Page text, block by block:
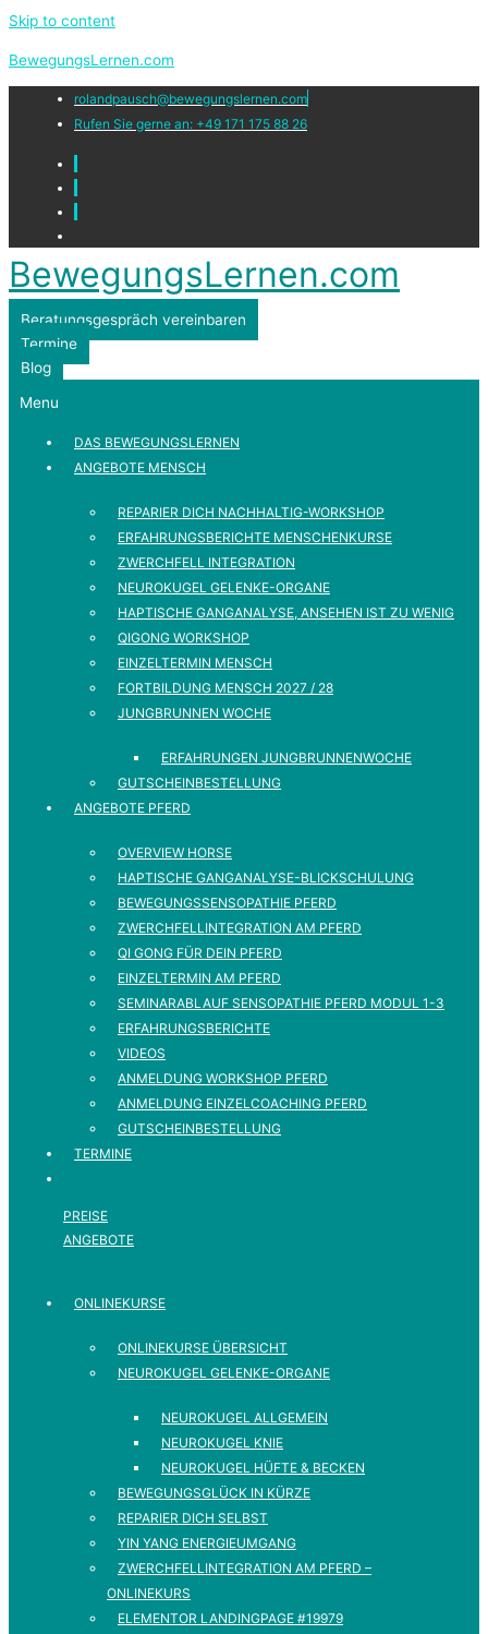
Skip to content
BewegungsLernen.com
rolandpausch@bewegungslernen.com
Rufen Sie gerne an: +49 171 175 88 26
BewegungsLernen.com
Beratungsgespräch vereinbaren
Termine
Blog
Menu
DAS BEWEGUNGSLERNEN
ANGEBOTE MENSCH
REPARIER DICH NACHHALTIG-WORKSHOP
ERFAHRUNGSBERICHTE MENSCHENKURSE
ZWERCHFELL INTEGRATION
NEUROKUGEL GELENKE-ORGANE
HAPTISCHE GANGANALYSE, ANSEHEN IST ZU WENIG
QIGONG WORKSHOP
EINZELTERMIN MENSCH
FORTBILDUNG MENSCH 2027 / 28
JUNGBRUNNEN WOCHE
ERFAHRUNGEN JUNGBRUNNENWOCHE
GUTSCHEINBESTELLUNG
ANGEBOTE PFERD
OVERVIEW HORSE
HAPTISCHE GANGANALYSE-BLICKSCHULUNG
BEWEGUNGSSENSOPATHIE PFERD
ZWERCHFELLINTEGRATION AM PFERD
QI GONG FÜR DEIN PFERD
EINZELTERMIN AM PFERD
SEMINARABLAUF SENSOPATHIE PFERD MODUL 1-3
ERFAHRUNGSBERICHTE
VIDEOS
ANMELDUNG WORKSHOP PFERD
ANMELDUNG EINZELCOACHING PFERD
GUTSCHEINBESTELLUNG
TERMINE
PREISE
ANGEBOTE
ONLINEKURSE
ONLINEKURSE ÜBERSICHT
NEUROKUGEL GELENKE-ORGANE
NEUROKUGEL ALLGEMEIN
NEUROKUGEL KNIE
NEUROKUGEL HÜFTE & BECKEN
BEWEGUNGSGLÜCK IN KÜRZE
REPARIER DICH SELBST
YIN YANG ENERGIEUMGANG
ZWERCHFELLINTEGRATION AM PFERD –
ONLINEKURS
ELEMENTOR LANDINGPAGE #19979